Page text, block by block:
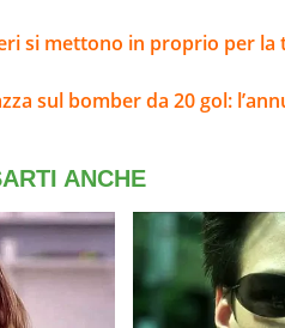
si mettono in proprio per
sul bomber da 20 gol: